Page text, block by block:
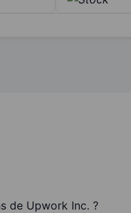
de Upwork Inc. ?